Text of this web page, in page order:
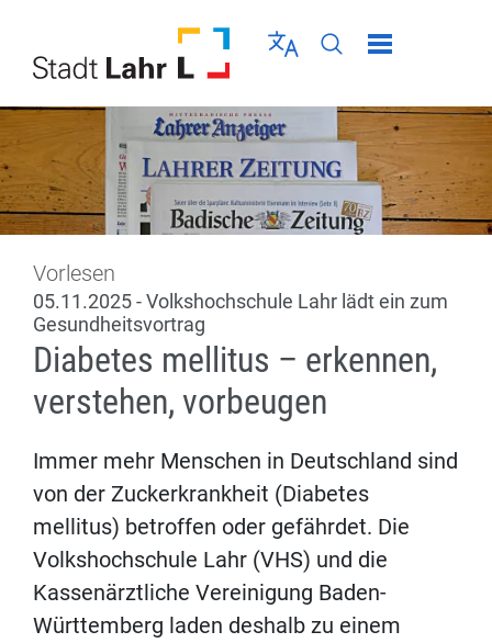
Sprache wählen
Seiten-Suche
Menü schließen
Vorlesen
05.11.2025 - Volkshochschule Lahr lädt ein zum
Gesundheitsvortrag
Diabetes mellitus – erkennen,
verstehen, vorbeugen
Immer mehr Menschen in Deutschland sind
von der Zuckerkrankheit (Diabetes
mellitus) betroffen oder gefährdet. Die
Volkshochschule Lahr (VHS) und die
Kassenärztliche Vereinigung Baden-
Württemberg laden deshalb zu einem